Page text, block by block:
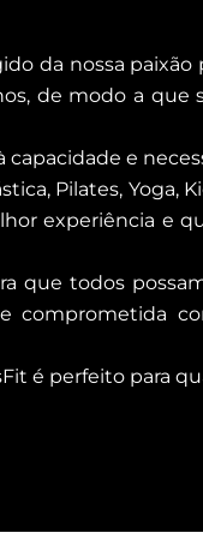
da nossa
de modo a que
e
Pilates, Yoga,
experiência e
que todos
comprometida
é perfeito para